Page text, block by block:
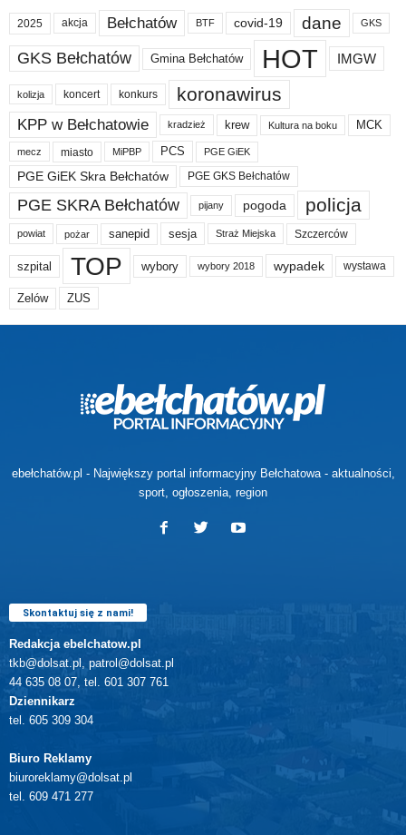
2025 akcja Bełchatów BTF covid-19 dane GKS
GKS Bełchatów Gmina Bełchatów HOT IMGW
kolizja koncert konkurs koronawirus
KPP w Bełchatowie kradzież krew Kultura na boku MCK
mecz miasto MiPBP PCS PGE GiEK
PGE GiEK Skra Bełchatów PGE GKS Bełchatów
PGE SKRA Bełchatów pijany pogoda policja
powiat pożar sanepid sesja Straż Miejska Szczerców
szpital TOP wybory wybory 2018 wypadek wystawa
Zelów ZUS
ebełchatów.pl - Największy portal informacyjny Bełchatowa - aktualności,
sport, ogłoszenia, region
Skontaktuj się z nami!
Redakcja ebelchatow.pl
tkb@dolsat.pl, patrol@dolsat.pl
44 635 08 07, tel. 601 307 761
Dziennikarz
tel. 605 309 304
Biuro Reklamy
biuroreklamy@dolsat.pl
tel. 609 471 277